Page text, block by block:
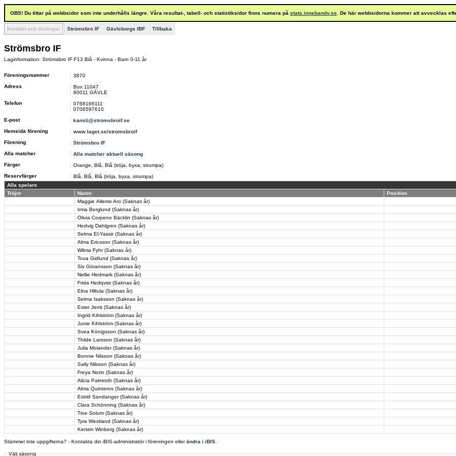
OBS! Du tittar på webbsidor som inte underhålls längre. Våra resultat-, tabell- och statistiksidor finns numera på stats.innebandy.se . De här webbsidorna kommer att avvecklas
Kontakt och tävlingar Strömsbro IF Gävleborgs IBF Tillbaka
Strömsbro IF
Laginformation: Strömsbro IF F13 Blå - Kvinna - Barn 0-11 år
Föreningsnummer
3870
Adress
Box 11047
80011 GÄVLE
Telefon
0768166111
0706597610
E-post
kansli@stromsbroif.se
Hemsida förening
www.laget.se/stromsbroif
Förening
Strömsbro IF
Alla matcher
Alla matcher aktuell säsong
Färger
Orange, Blå, Blå (tröja, byxa, strumpa)
Reservfärger
Blå, Blå, Blå (tröja, byxa, strumpa)
Alla spelare
Tröjnr
Namn
Position
Maggie Allemo Aro (Saknas år)
Irma Berglund (Saknas år)
Olivia Corpeno Bäcklin (Saknas år)
Hedvig Dahlgren (Saknas år)
Selma El-Yassir (Saknas år)
Alma Ericsson (Saknas år)
Wilma Fyhr (Saknas år)
Tova Gidlund (Saknas år)
Siv Göransson (Saknas år)
Nellie Hedmark (Saknas år)
Frida Hedqvist (Saknas år)
Elna Hiltula (Saknas år)
Selma Isaksson (Saknas år)
Ester Jemt (Saknas år)
Ingrid Kihlström (Saknas år)
Junie Kihlström (Saknas år)
Svea Königsson (Saknas år)
Thilde Larsson (Saknas år)
Julia Molander (Saknas år)
Bonnie Nilsson (Saknas år)
Sally Nilsson (Saknas år)
Freya Norin (Saknas år)
Alicia Palmroth (Saknas år)
Alma Quinteros (Saknas år)
Estrid Sandanger (Saknas år)
Clara Schönning (Saknas år)
Tine Solum (Saknas år)
Tyra Westland (Saknas år)
Kerstin Winberg (Saknas år)
Stämmer inte uppgifterna? - Kontakta din iBIS-administratör i föreningen ellerändra i iBIS
Välj säsong